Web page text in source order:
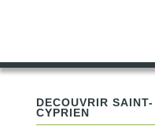
DÉCOUVRIR SAINT-
CYPRIEN